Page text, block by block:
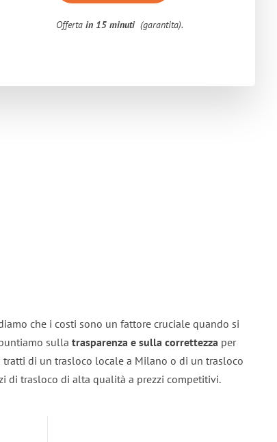
Offertain 15 minuti (garantita).
che i costi sono un fattore cruciale quando si
sulla trasparenza e sulla correttezza per
di un trasloco locale a Milano o di un trasloco
di trasloco di alta qualità a prezzi competitivi.